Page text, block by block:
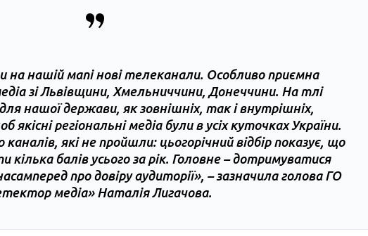
на нашій мапі нові телеканали. Особливо приємна
зі Львівщини, Хмельниччини, Донеччини. На тлі
нашої держави, як зовнішніх, так і внутрішніх,
регіональні медіа були в усіх куточках України.
які не пройшли: цьогорічний відбір показує, що
кілька балів усього за рік. Головне – дотримуватися
про довіру аудиторії», – зазначила голова ГО
медіа» Наталія Лигачова.